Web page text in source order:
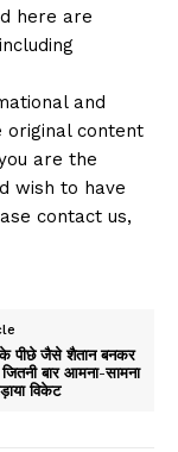
here are
and
original content
are the
wish to have
contact us,
के पीछे जैसे शैतान बनकर
बार आमना-सामना
विकेट